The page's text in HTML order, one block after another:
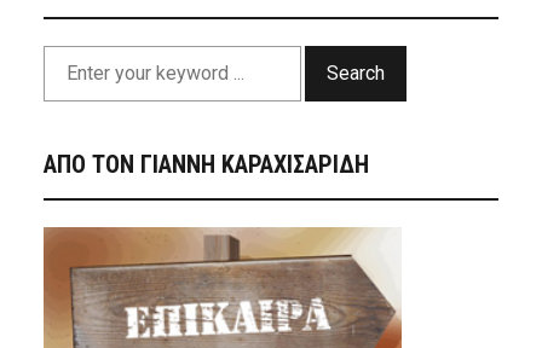
Search
ΑΠΟ ΤΟΝ ΓΙΑΝΝΗ ΚΑΡΑΧΙΣΑΡΙΔΗ